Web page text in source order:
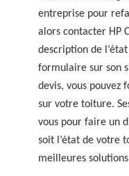
entreprise pour
alors contacter HP
description de
formulaire sur son
devis, vous pouvez
sur votre toiture.
vous pour faire un
soit l’état de votre
meilleures